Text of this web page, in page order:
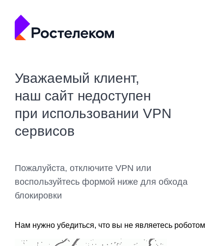
Уважаемый клиент,
наш сайт недоступен
при использовании VPN
сервисов
Пожалуйста, отключите VPN или
воспользуйтесь формой ниже для обхода
блокировки
Нам нужно убедиться, что вы не являетесь роботом